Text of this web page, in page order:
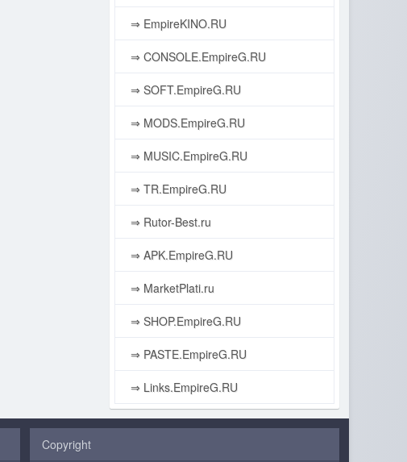
⇒ EmpireKINO.RU
⇒ CONSOLE.EmpireG.RU
⇒ SOFT.EmpireG.RU
⇒ MODS.EmpireG.RU
⇒ MUSIC.EmpireG.RU
⇒ TR.EmpireG.RU
⇒ Rutor-Best.ru
⇒ APK.EmpireG.RU
⇒ MarketPlati.ru
⇒ SHOP.EmpireG.RU
⇒ PASTE.EmpireG.RU
⇒ Links.EmpireG.RU
Copyright